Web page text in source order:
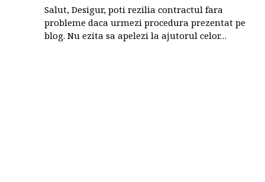
Salut, Desigur, poti rezilia contractul fara
probleme daca urmezi procedura prezentat pe
blog. Nu ezita sa apelezi la ajutorul celor…